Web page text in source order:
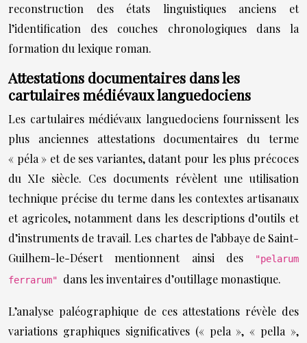
reconstruction des états linguistiques anciens et
l’identification des couches chronologiques dans la
formation du lexique roman.
Attestations documentaires dans les
cartulaires médiévaux languedociens
Les cartulaires médiévaux languedociens fournissent les
plus anciennes attestations documentaires du terme
« péla » et de ses variantes, datant pour les plus précoces
du XIe siècle. Ces documents révèlent une utilisation
technique précise du terme dans les contextes artisanaux
et agricoles, notamment dans les descriptions d’outils et
d’instruments de travail. Les chartes de l’abbaye de Saint-
Guilhem-le-Désert mentionnent ainsi des
"pelarum
ferrarum" dans les inventaires d’outillage monastique.
L’analyse paléographique de ces attestations révèle des
variations graphiques significatives (« pela », « pella »,